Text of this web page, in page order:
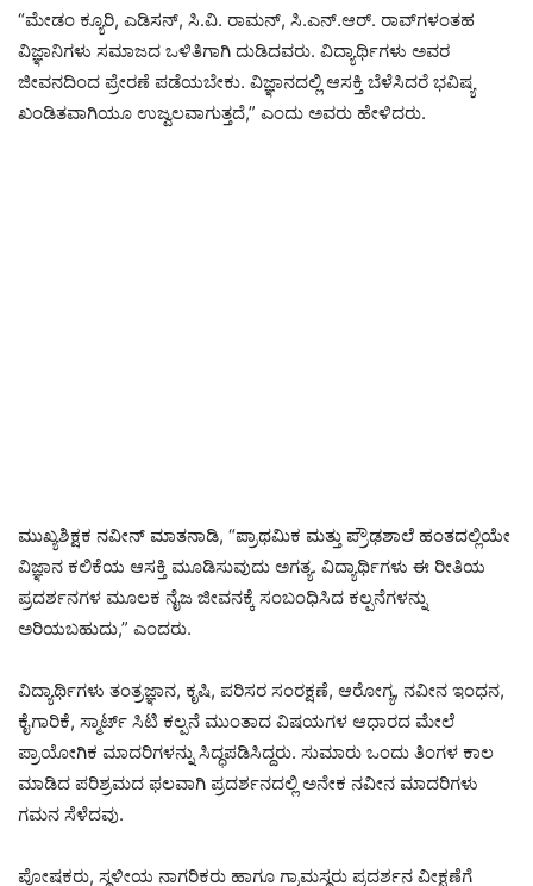
“ಮೇಡಂ ಕ್ಯೂರಿ, ಎಡಿಸನ್, ಸಿ.ವಿ. ರಾಮನ್, ಸಿ.ಎನ್.ಆರ್. ರಾವ್‌ಗಳಂತಹ
ವಿಜ್ಞಾನಿಗಳು ಸಮಾಜದ ಒಳಿತಿಗಾಗಿ ದುಡಿದವರು. ವಿದ್ಯಾರ್ಥಿಗಳು ಅವರ
ಜೀವನದಿಂದ ಪ್ರೇರಣೆ ಪಡೆಯಬೇಕು. ವಿಜ್ಞಾನದಲ್ಲಿ ಆಸಕ್ತಿ ಬೆಳೆಸಿದರೆ ಭವಿಷ್ಯ
ಖಂಡಿತವಾಗಿಯೂ ಉಜ್ವಲವಾಗುತ್ತದೆ,” ಎಂದು ಅವರು ಹೇಳಿದರು.
ಮುಖ್ಯಶಿಕ್ಷಕ ನವೀನ್ ಮಾತನಾಡಿ, “ಪ್ರಾಥಮಿಕ ಮತ್ತು ಪ್ರೌಢಶಾಲೆ ಹಂತದಲ್ಲಿಯೇ
ವಿಜ್ಞಾನ ಕಲಿಕೆಯ ಆಸಕ್ತಿ ಮೂಡಿಸುವುದು ಅಗತ್ಯ. ವಿದ್ಯಾರ್ಥಿಗಳು ಈ ರೀತಿಯ
ಪ್ರದರ್ಶನಗಳ ಮೂಲಕ ನೈಜ ಜೀವನಕ್ಕೆ ಸಂಬಂಧಿಸಿದ ಕಲ್ಪನೆಗಳನ್ನು
ಅರಿಯಬಹುದು,” ಎಂದರು.
ವಿದ್ಯಾರ್ಥಿಗಳು ತಂತ್ರಜ್ಞಾನ, ಕೃಷಿ, ಪರಿಸರ ಸಂರಕ್ಷಣೆ, ಆರೋಗ್ಯ, ನವೀನ ಇಂಧನ,
ಕೈಗಾರಿಕೆ, ಸ್ಮಾರ್ಟ್ ಸಿಟಿ ಕಲ್ಪನೆ ಮುಂತಾದ ವಿಷಯಗಳ ಆಧಾರದ ಮೇಲೆ
ಪ್ರಾಯೋಗಿಕ ಮಾದರಿಗಳನ್ನು ಸಿದ್ಧಪಡಿಸಿದ್ದರು. ಸುಮಾರು ಒಂದು ತಿಂಗಳ ಕಾಲ
ಮಾಡಿದ ಪರಿಶ್ರಮದ ಫಲವಾಗಿ ಪ್ರದರ್ಶನದಲ್ಲಿ ಅನೇಕ ನವೀನ ಮಾದರಿಗಳು
ಗಮನ ಸೆಳೆದವು.
ಪೋಷಕರು, ಸ್ಥಳೀಯ ನಾಗರಿಕರು ಹಾಗೂ ಗ್ರಾಮಸ್ಥರು ಪ್ರದರ್ಶನ ವೀಕ್ಷಣೆಗೆ